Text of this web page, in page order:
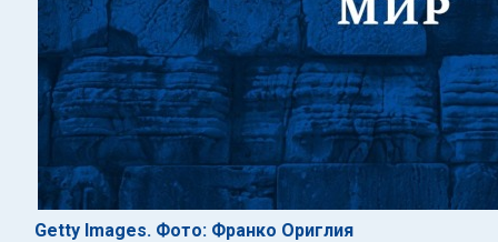
Getty Images. Фото: Франко Ориглия